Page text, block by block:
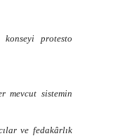
protesto
mevcut sistemin
ve fedakârlık